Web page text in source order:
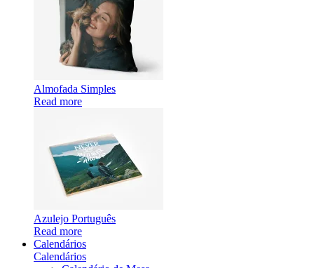
Almofada Simples
Read more
Azulejo Português
Read more
Calendários
Calendários